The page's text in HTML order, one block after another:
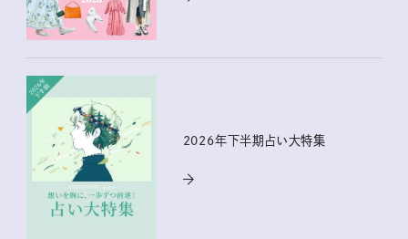
2026年下半期占い大特集